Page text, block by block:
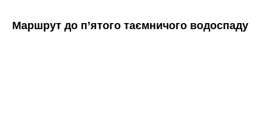
Маршрут до п’ятого таємничого водоспаду